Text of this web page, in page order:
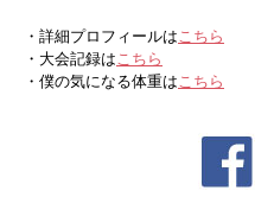
・詳細プロフィールはこちら
・大会記録はこちら
・僕の気になる体重はこちら